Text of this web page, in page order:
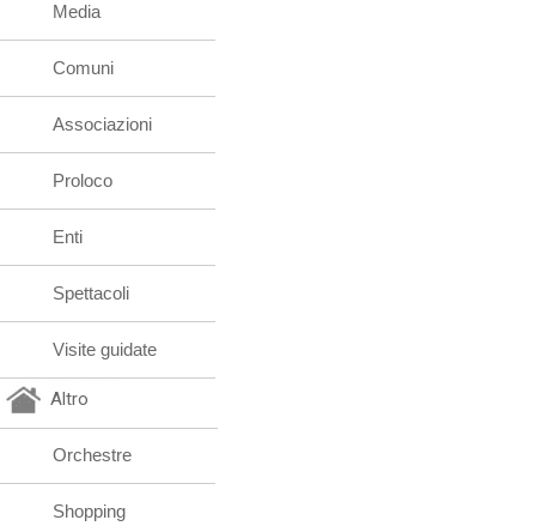
Media
Comuni
Associazioni
Proloco
Enti
Spettacoli
Visite guidate
Altro
Orchestre
Shopping